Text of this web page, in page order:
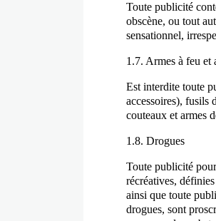
Toute publicité
obscène, ou tout
sensationnel,
1.7. Armes à feu et
Est interdite toute
accessoires), fusils
couteaux et armes
1.8. Drogues
Toute publicité
récréatives,
ainsi que toute
drogues, sont